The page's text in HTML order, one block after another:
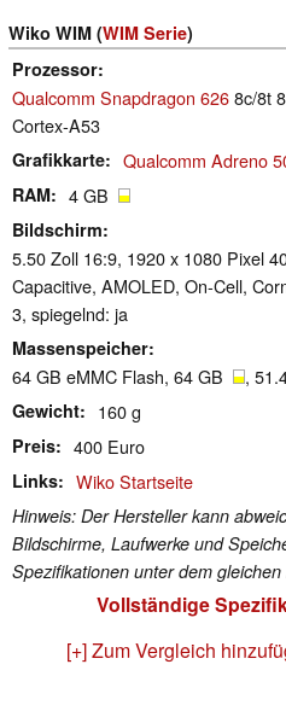
Wiko WIM (WIM Serie)
Prozessor
Qualcomm Snapdragon 6268c/8t
Cortex-A53
Grafikkarte Qualcomm Adreno
RAM 4 GB
Bildschirm
5.50 Zoll 16:9, 1920 x 1080 Pixel
Capacitive, AMOLED, On-Cell,
3, spiegelnd: ja
Massenspeicher
64 GB eMMC Flash, 64 GB ,
Gewicht 160 g
Preis 400 Euro
Links Wiko Startseite
Hinweis: Der Hersteller kann
Bildschirme, Laufwerke und
Spezifikationen unter dem
Vollständige
[+] Zum Vergleich